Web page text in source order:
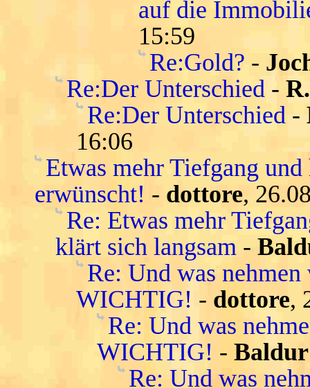
auf die
15:59
Re:Gold? -
Re:Der Unterschied -
Re:Der Unterschied -
16:06
Etwas mehr Tiefgang
erwünscht! - dottore,
Re: Etwas mehr
klärt sich langsam -
Re: Und was
WICHTIG! - dottore,
Re: Und was
WICHTIG! -
Re: Und was